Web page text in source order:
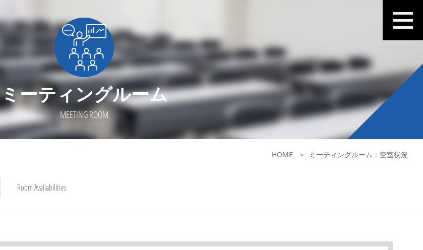
ミーティングルーム
MEETING ROOM
HOME ミーティングルーム：空室状況
Room Availabilities